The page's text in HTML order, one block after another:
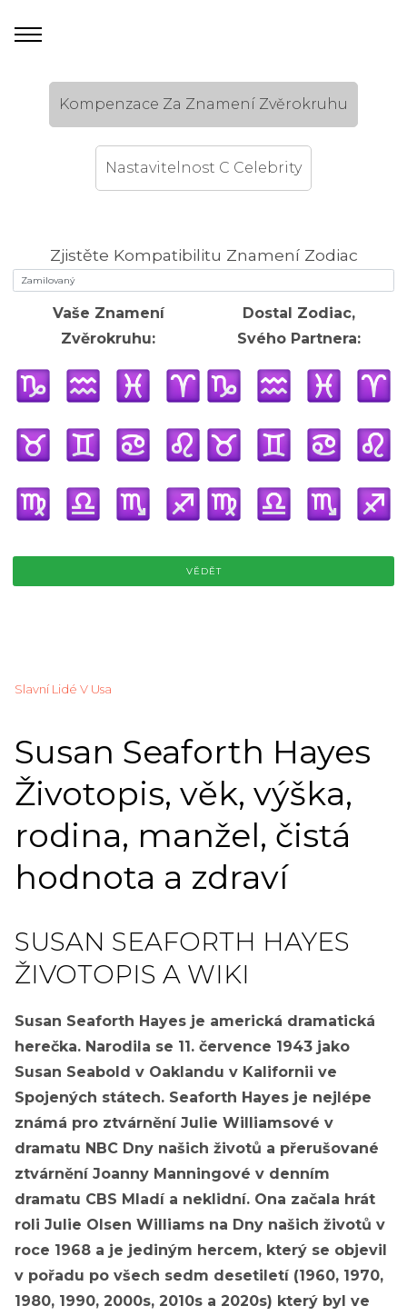
Kompenzace Za Znamení Zvěrokruhu
Nastavitelnost C Celebrity
Zjistěte Kompatibilitu Znamení Zodiac
Vaše Znamení
Zvěrokruhu:
Dostal Zodiac,
Svého Partnera:
VĚDĚT
Slavní Lidé V Usa
Susan Seaforth Hayes
Životopis, věk, výška,
rodina, manžel, čistá
hodnota a zdraví
SUSAN SEAFORTH HAYES
ŽIVOTOPIS A WIKI
Susan Seaforth Hayes je americká dramatická
herečka. Narodila se 11. července 1943 jako
Susan Seabold v Oaklandu v Kalifornii ve
Spojených státech. Seaforth Hayes je nejlépe
známá pro ztvárnění Julie Williamsové v
dramatu NBC Dny našich životů a přerušované
ztvárnění Joanny Manningové v denním
dramatu CBS Mladí a neklidní. Ona začala hrát
roli Julie Olsen Williams na Dny našich životů v
roce 1968 a je jediným hercem, který se objevil
v pořadu po všech sedm desetiletí (1960, 1970,
1980, 1990, 2000s, 2010s a 2020s) který byl ve